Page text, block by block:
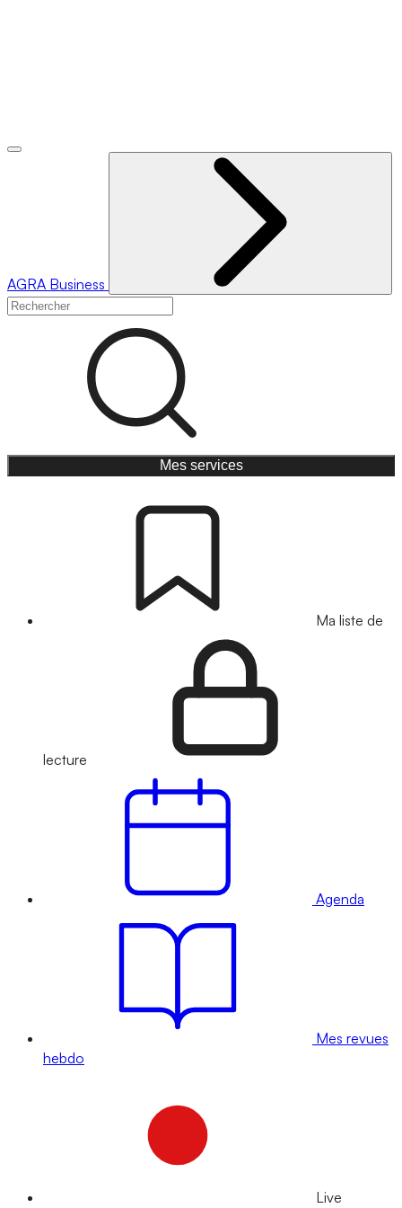
AGRA Business
Mes services
Ma liste de
lecture
Agenda
Mes revues
hebdo
Live